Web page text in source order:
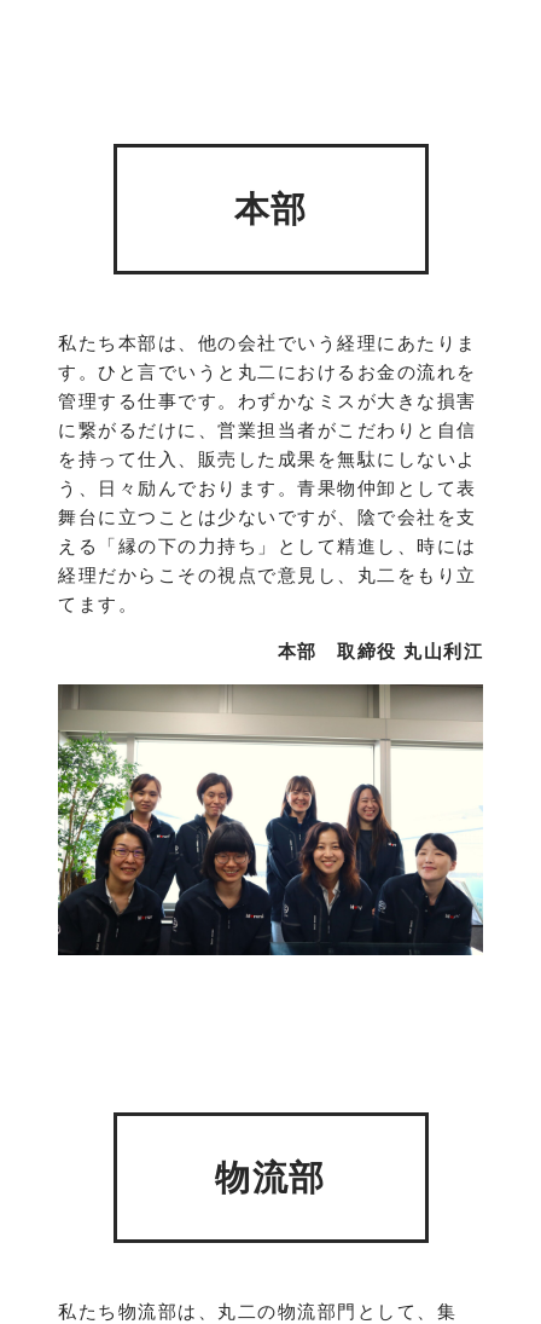
本部
私たち本部は、他の会社でいう経理にあたりま
す。ひと言でいうと丸二におけるお金の流れを
管理する仕事です。わずかなミスが大きな損害
に繋がるだけに、営業担当者がこだわりと自信
を持って仕入、販売した成果を無駄にしないよ
う、日々励んでおります。青果物仲卸として表
舞台に立つことは少ないですが、陰で会社を支
える「縁の下の力持ち」として精進し、時には
経理だからこその視点で意見し、丸二をもり立
てます。
本部 取締役 丸山利江
物流部
私たち物流部は、丸二の物流部門として、集